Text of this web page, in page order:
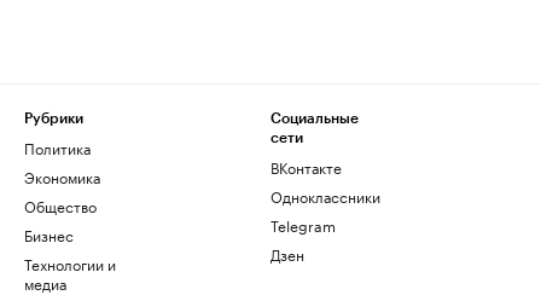
Рубрики
Политика
Экономика
Общество
Бизнес
Технологии и
медиа
Социальные
сети
ВКонтакте
Одноклассники
Telegram
Дзен